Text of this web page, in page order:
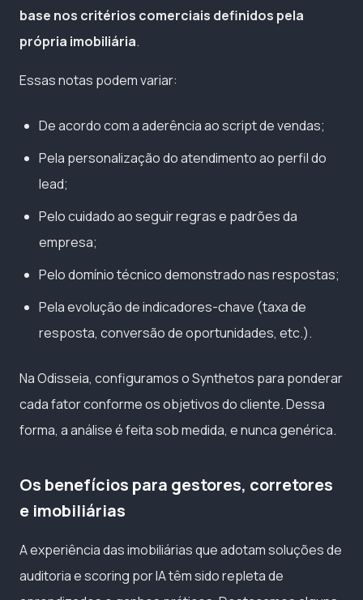
base nos critérios comerciais definidos pela
própria imobiliária.
Essas notas podem variar:
De acordo com a aderência ao script de vendas;
Pela personalização do atendimento ao perfil do
lead;
Pelo cuidado ao seguir regras e padrões da
empresa;
Pelo domínio técnico demonstrado nas respostas;
Pela evolução de indicadores-chave (taxa de
resposta, conversão de oportunidades, etc.).
Na Odisseia, configuramos o Synthetos para ponderar
cada fator conforme os objetivos do cliente. Dessa
forma, a análise é feita sob medida, e nunca genérica.
Os benefícios para gestores, corretores
e imobiliárias
A experiência das imobiliárias que adotam soluções de
auditoria e scoring por IA têm sido repleta de